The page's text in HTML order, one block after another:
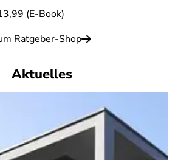
(E-Book)
Ratgeber-Shop
Aktuelles